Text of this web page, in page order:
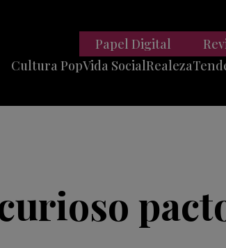
Cultura PopVida SocialRealeza
Papel Digital